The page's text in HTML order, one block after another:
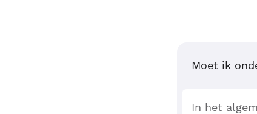
Moet ik
In het